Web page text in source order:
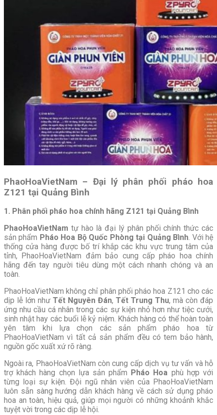
PhaoHoaVietNam – Đại lý phân phối pháo hoa
Z121 tại Quảng Bình
1. Phân phối pháo hoa chính hãng Z121 tại Quảng Bình
PhaoHoaVietNam tự hào là đại lý phân phối chính thức các
sản phẩm Pháo Hoa Bộ Quốc Phòng tại Quảng Bình. Với hệ
thống cửa hàng được bố trí khắp các khu vực trung tâm của
tỉnh, PhaoHoaVietNam đảm bảo cung cấp pháo hoa chính
hãng đến tay người tiêu dùng một cách nhanh chóng và an
toàn.
PhaoHoaVietNam không chỉ phân phối pháo hoa Z121 cho các
dịp lễ lớn như Tết Nguyên Đán, Tết Trung Thu, mà còn đáp
ứng nhu cầu cá nhân trong các sự kiện nhỏ hơn như tiệc cưới,
sinh nhật hay các buổi lễ kỷ niệm. Khách hàng có thể hoàn toàn
yên tâm khi lựa chọn các sản phẩm pháo hoa từ
PhaoHoaVietNam vì tất cả sản phẩm đều có tem bảo hành,
nguồn gốc xuất xứ rõ ràng.
Ngoài ra, PhaoHoaVietNam còn cung cấp dịch vụ tư vấn và hỗ
trợ khách hàng chọn lựa sản phẩm Pháo Hoa phù hợp với
từng loại sự kiện. Đội ngũ nhân viên của PhaoHoaVietNam
luôn sẵn sàng hướng dẫn khách hàng về cách sử dụng pháo
hoa an toàn, hiệu quả, giúp mọi người có những khoảnh khắc
tuyệt vời trong các dịp lễ hội.